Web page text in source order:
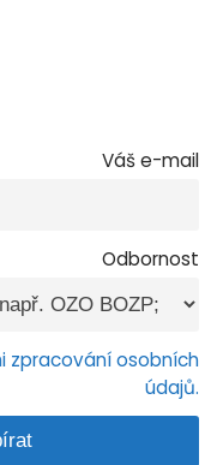
Váš e-mail
Odbornost
zpracování osobních
údajů.